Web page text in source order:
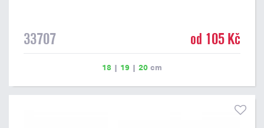
33707 od 105 Kč
18 | 19 | 20 cm